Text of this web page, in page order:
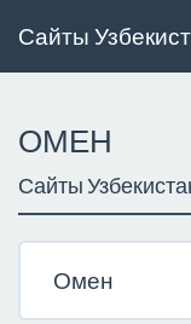
Сайты
ОМЕН
Сайты